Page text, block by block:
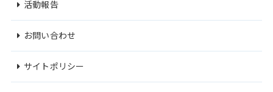
活動報告
お問い合わせ
サイトポリシー